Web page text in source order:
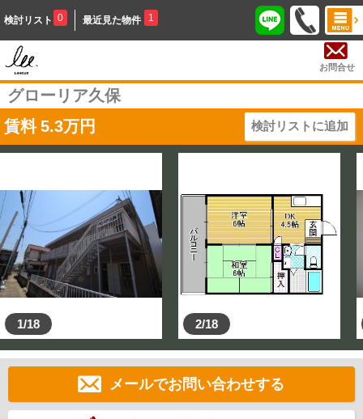
検討リスト 0 最近見た物件 1
お問合せ
グローリア久保
賃料 5.3万円 検討リストに追加
1/18 2/18
メールでお問い合わせする